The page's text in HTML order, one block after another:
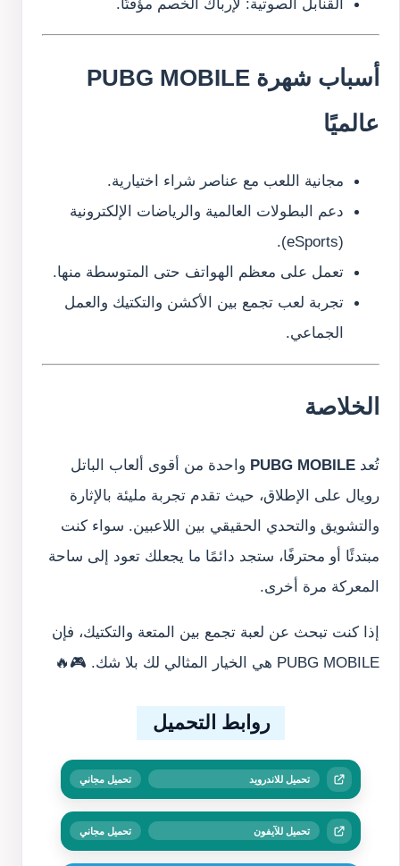
القنابل الصوتية: لإرباك الخصم مؤقتًا.
أسباب شهرة PUBG MOBILE
عالميًا
مجانية اللعب مع عناصر شراء اختيارية.
دعم البطولات العالمية والرياضات الإلكترونية
(eSports).
تعمل على معظم الهواتف حتى المتوسطة منها.
تجربة لعب تجمع بين الأكشن والتكتيك والعمل
الجماعي.
الخلاصة
تُعد PUBG MOBILE واحدة من أقوى ألعاب الباتل
رويال على الإطلاق، حيث تقدم تجربة مليئة بالإثارة
والتشويق والتحدي الحقيقي بين اللاعبين. سواء كنت
مبتدئًا أو محترفًا، ستجد دائمًا ما يجعلك تعود إلى ساحة
المعركة مرة أخرى.
إذا كنت تبحث عن لعبة تجمع بين المتعة والتكتيك، فإن
PUBG MOBILE هي الخيار المثالي لك بلا شك. 🎮🔥
روابط التحميل
تحميل للاندرويد تحميل مجاني
تحميل للآيفون تحميل مجاني